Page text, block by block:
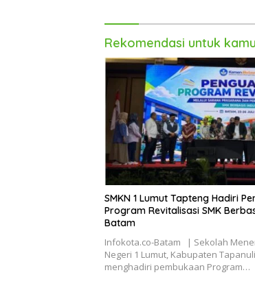
Rekomendasi untuk kamu
SMKN 1 Lumut Tapteng Hadiri
Program Revitalisasi SMK
Batam
Infokota.co-Batam | Sekolah
Negeri 1 Lumut, Kabupaten
menghadiri pembukaan Program…